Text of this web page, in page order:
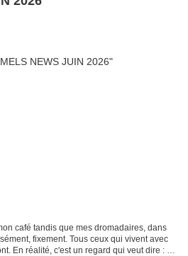
café tandis que mes dromadaires, dans
fixement. Tous ceux qui vivent avec
En réalité, c'est un regard qui veut dire : «